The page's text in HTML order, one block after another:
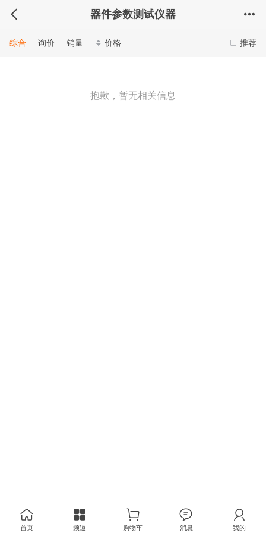
器件参数测试仪器
推荐
综合 询价 销量 价格
抱歉，暂无相关信息
首页 频道 购物车 消息 我的